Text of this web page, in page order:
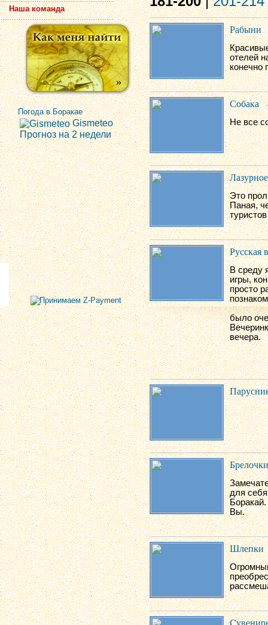
Наша команда
Погода в Боракае
Gismeteo
Прогноз на 2 недели
Рабыни
отелей
конечно
Собака
Не все
Это
Паная,
Русская
В среду
игры,
просто
было
вечера.
Брелочки
для
Вы.
Шлепки